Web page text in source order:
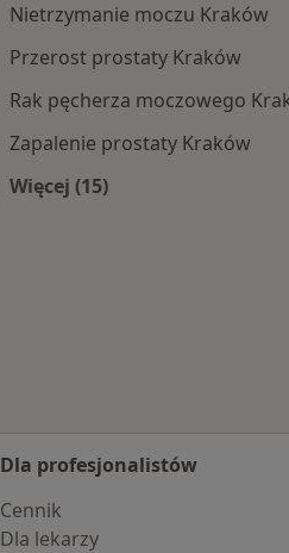
Nietrzymanie moczu Kraków
Przerost prostaty Kraków
Rak pęcherza moczowego
Zapalenie prostaty Kraków
Więcej (15)
Dla profesjonalistów
Cennik
Dla lekarzy